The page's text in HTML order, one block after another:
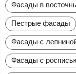
Фасады в
Пестрые фасады
Фасады с
Фасады с